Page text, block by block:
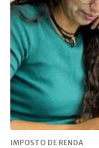
IMPOSTO DE RENDA